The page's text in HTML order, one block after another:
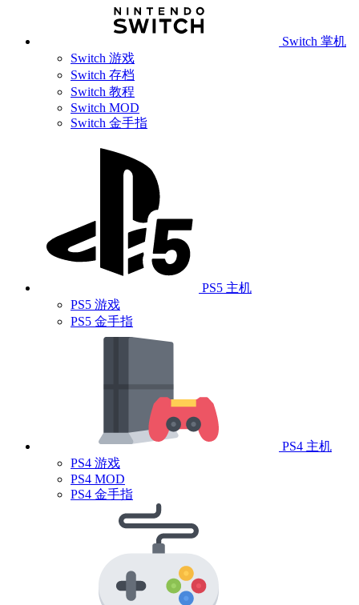
Switch 掌机
Switch 游戏
Switch 存档
Switch 教程
Switch MOD
Switch 金手指
PS5 主机
PS5 游戏
PS5 金手指
PS4 主机
PS4 游戏
PS4 MOD
PS4 金手指